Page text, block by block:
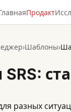
Продакт
›Шаблоны›
разных